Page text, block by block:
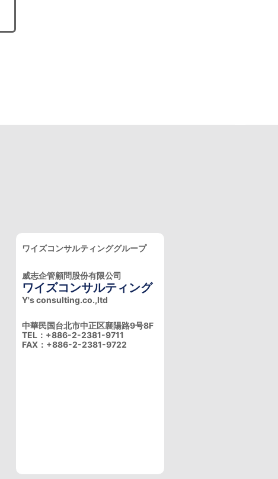
ワイズコンサルティンググループ
威志企管顧問股份有限公司
ワイズコンサルティング
Y's consulting.co.,ltd
中華民国台北市中正区襄陽路9号8F
TEL：+886-2-2381-9711
FAX：+886-2-2381-9722